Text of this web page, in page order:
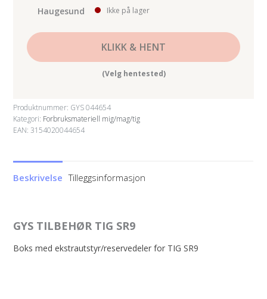
Haugesund Ikke på lager
KLIKK & HENT
(Velg hentested)
Produktnummer: GYS 044654
Kategori: Forbruksmateriell mig/mag/tig
EAN: 3154020044654
Beskrivelse Tilleggsinformasjon
GYS TILBEHØR TIG SR9
Boks med ekstrautstyr/reservedeler for TIG SR9